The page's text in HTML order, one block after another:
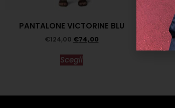
PANTALONE VICTORINE BLU
€124,00 €74,00
Scegli